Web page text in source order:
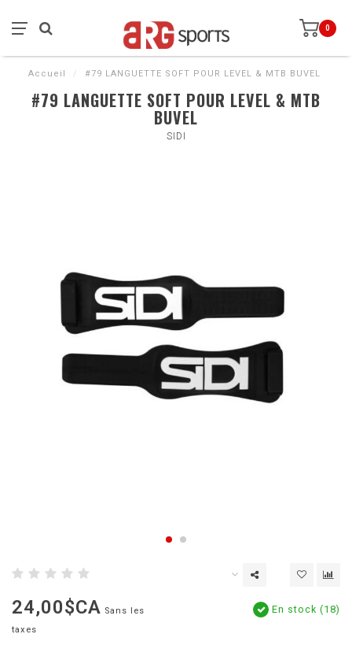
0
Accueil / #79 LANGUETTE SOFT POUR LEVEL & MTB BUVEL
#79 LANGUETTE SOFT POUR LEVEL & MTB
BUVEL
SIDI
24,00$CA Sans les
taxes
En stock (18)